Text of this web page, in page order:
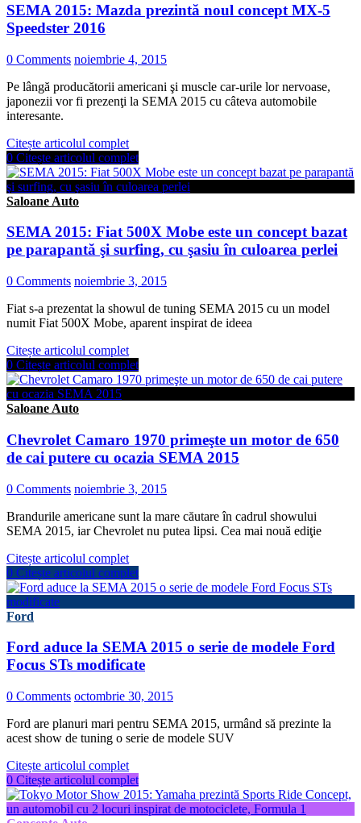
SEMA 2015: Mazda prezintă noul concept MX-5
Speedster 2016
0 Comments noiembrie 4, 2015
Pe lângă producătorii americani şi muscle car-urile lor nervoase,
japonezii vor fi prezenţi la SEMA 2015 cu câteva automobile
interesante.
Citește articolul complet
0 Citește articolul complet
Saloane Auto
SEMA 2015: Fiat 500X Mobe este un concept bazat
pe parapantă şi surfing, cu şasiu în culoarea perlei
0 Comments noiembrie 3, 2015
Fiat s-a prezentat la showul de tuning SEMA 2015 cu un model
numit Fiat 500X Mobe, aparent inspirat de ideea
Citește articolul complet
0 Citește articolul complet
Saloane Auto
Chevrolet Camaro 1970 primeşte un motor de 650
de cai putere cu ocazia SEMA 2015
0 Comments noiembrie 3, 2015
Brandurile americane sunt la mare căutare în cadrul showului
SEMA 2015, iar Chevrolet nu putea lipsi. Cea mai nouă ediţie
Citește articolul complet
0 Citește articolul complet
Ford
Ford aduce la SEMA 2015 o serie de modele Ford
Focus STs modificate
0 Comments octombrie 30, 2015
Ford are planuri mari pentru SEMA 2015, urmând să prezinte la
acest show de tuning o serie de modele SUV
Citește articolul complet
0 Citește articolul complet